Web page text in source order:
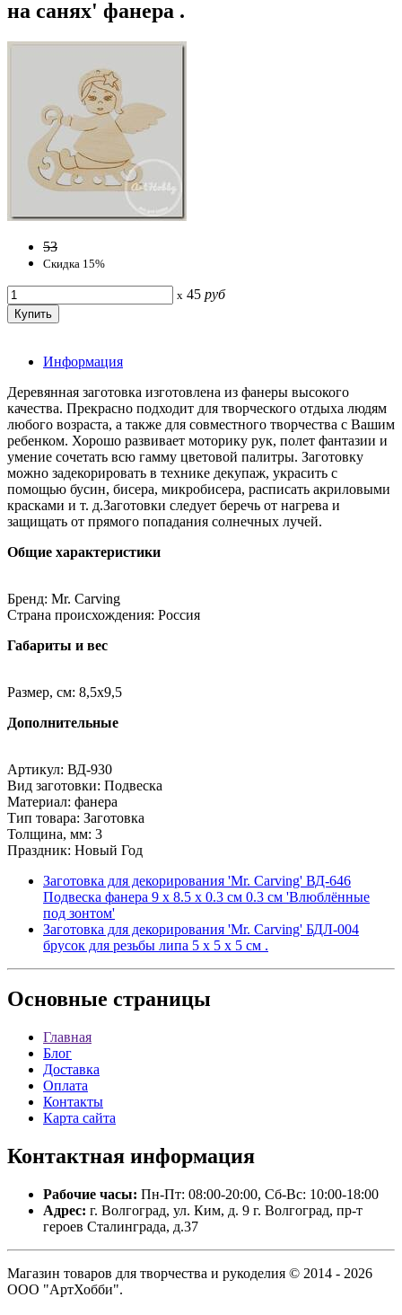
на санях' фанера .
53
Скидка 15%
x 45 руб
Информация
Деревянная заготовка изготовлена из фанеры высокого
качества. Прекрасно подходит для творческого отдыха людям
любого возраста, а также для совместного творчества с Вашим
ребенком. Хорошо развивает моторику рук, полет фантазии и
умение сочетать всю гамму цветовой палитры. Заготовку
можно задекорировать в технике декупаж, украсить с
помощью бусин, бисера, микробисера, расписать акриловыми
красками и т. д.Заготовки следует беречь от нагрева и
защищать от прямого попадания солнечных лучей.
Общие характеристики
Бренд: Mr. Carving
Страна происхождения: Россия
Габариты и вес
Размер, см: 8,5х9,5
Дополнительные
Артикул: ВД-930
Вид заготовки: Подвеска
Материал: фанера
Тип товара: Заготовка
Толщина, мм: 3
Праздник: Новый Год
Заготовка для декорирования 'Mr. Carving' ВД-646
Подвеска фанера 9 х 8.5 х 0.3 см 0.3 см 'Влюблённые
под зонтом'
Заготовка для декорирования 'Mr. Carving' БДЛ-004
брусок для резьбы липа 5 х 5 х 5 см .
Основные страницы
Главная
Блог
Доставка
Оплата
Контакты
Карта сайта
Контактная информация
Рабочие часы: Пн-Пт: 08:00-20:00, Сб-Вс: 10:00-18:00
Адрес: г. Волгоград, ул. Ким, д. 9 г. Волгоград, пр-т
героев Сталинграда, д.37
Магазин товаров для творчества и рукоделия © 2014 - 2026
ООО "АртХобби".